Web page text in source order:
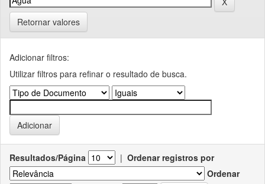
Retornar valores
Adicionar filtros:
Utilizar filtros para refinar o resultado de busca.
Resultados/Página | Ordenar registros por
Ordenar